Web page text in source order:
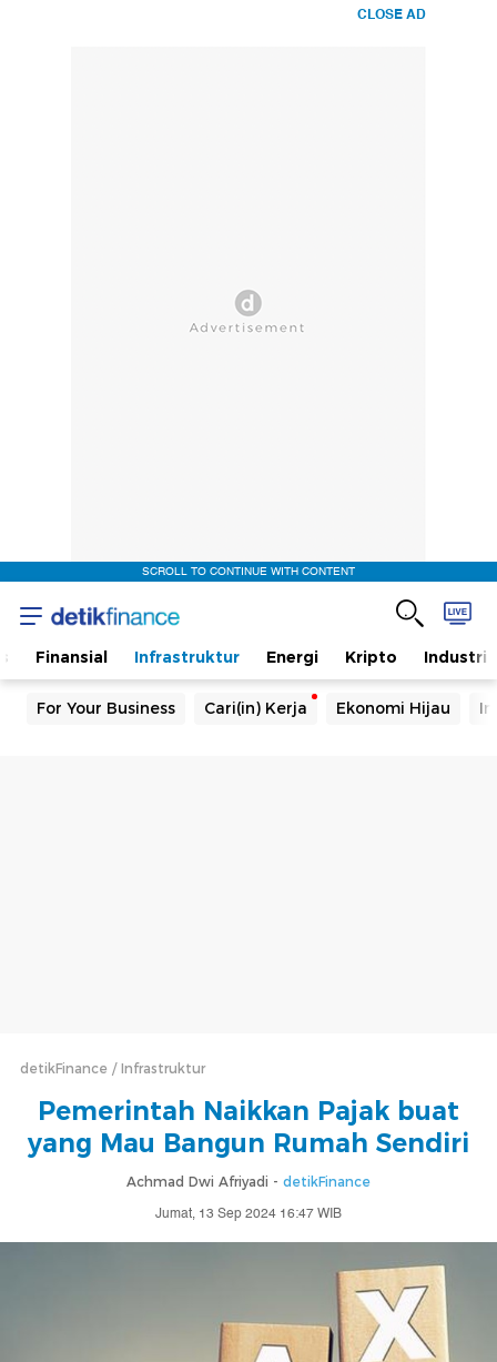
CLOSE AD
SCROLL TO CONTINUE WITH CONTENT
Finansial Infrastruktur Energi Kripto Industri
For Your Business Cari(in) Kerja Ekonomi Hijau
detikFinance Infrastruktur
Pemerintah Naikkan Pajak buat
yang Mau Bangun Rumah Sendiri
Achmad Dwi Afriyadi - detikFinance
Jumat, 13 Sep 2024 16:47 WIB